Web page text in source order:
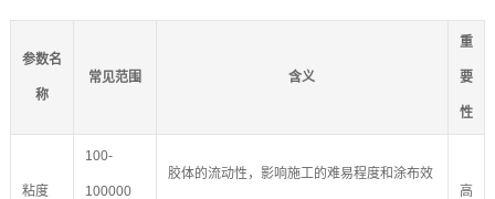
参数名
称
常见范围 含义
重
要
性
粘度
100-
100000
胶体的流动性，影响施工的难易程度和涂布效
高